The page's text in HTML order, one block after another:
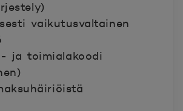
vaikutusvaltainen
ja toimialakoodi